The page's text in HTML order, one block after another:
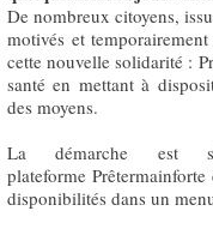
De nombreux citoyens,
motivés et
cette nouvelle solidarité :
santé en mettant à
des moyens.
La démarche est
plateforme Prêtermainforte
disponibilités dans un